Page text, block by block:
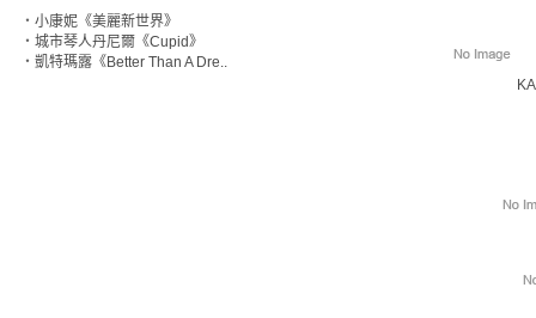
‧ 小康妮《美麗新世界》
‧ 城市琴人丹尼爾《Cupid》
‧ 凱特瑪露《Better Than A Dre..